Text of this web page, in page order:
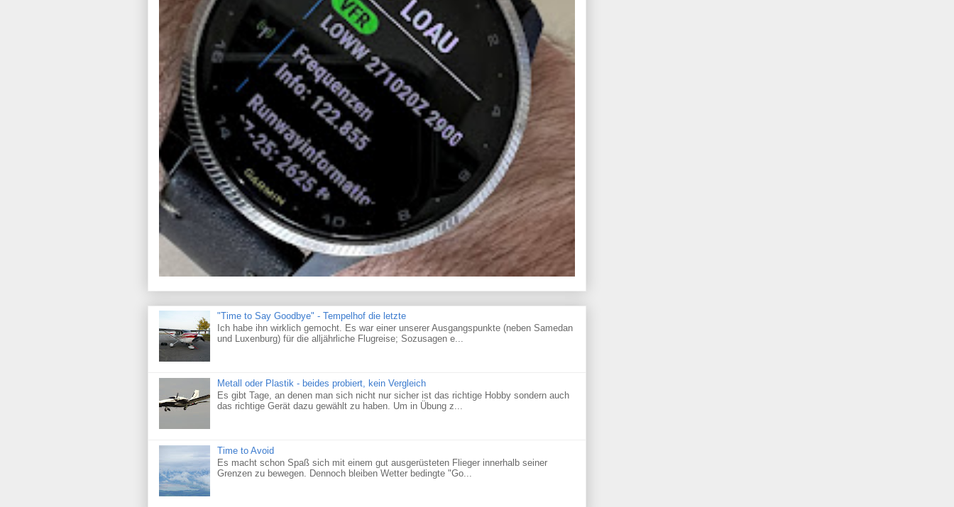
"Time to Say Goodbye" - Tempelhof die letzte
Ich habe ihn wirklich gemocht. Es war einer unserer Ausgangspunkte (neben Samedan
und Luxenburg) für die alljährliche Flugreise; Sozusagen e...
Metall oder Plastik - beides probiert, kein Vergleich
Es gibt Tage, an denen man sich nicht nur sicher ist das richtige Hobby sondern auch
das richtige Gerät dazu gewählt zu haben. Um in Übung z...
Time to Avoid
Es macht schon Spaß sich mit einem gut ausgerüsteten Flieger innerhalb seiner
Grenzen zu bewegen. Dennoch bleiben Wetter bedingte "Go...